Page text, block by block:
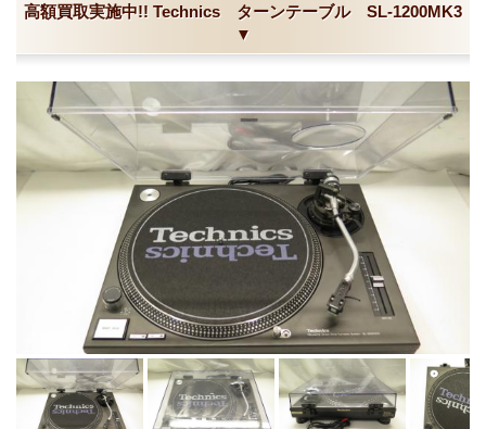
高額買取実施中!! Technics ターンテーブル SL-1200MK3
▼